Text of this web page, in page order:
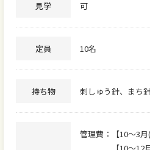
見学 可
定員 10名
持ち物 刺しゅう針、まち
管理費：【10～3